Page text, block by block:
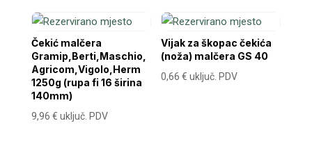
Čekić malčera
Gramip,Berti,Maschio,
Agricom,Vigolo,Herm
1250g (rupa fi 16 širina
140mm)
9,96 € uključ. PDV
Vijak za škopac čekića
(noža) malčera GS 40
0,66€ uključ. PDV